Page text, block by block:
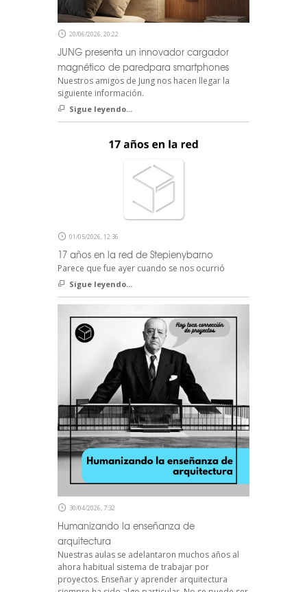
20/06/2026, 20:22
JUNG presenta un innovador cargador
magnético de paredpara smartphones
Nuestros amigos de Jung nos hacen llegar la
siguiente información.
Sigue leyendo...
01/05/2026, 12:36
17 años en la red de Stepienybarno
Parece que fue ayer cuando se nos ocurrió
Sigue leyendo...
30/04/2026, 7:32
Humanizando la enseñanza de
arquitectura
Nuestras aulas se adelantaron muchos años al
ahora habitual sistema de trabajar por
proyectos. Enseñar y aprender arquitectura